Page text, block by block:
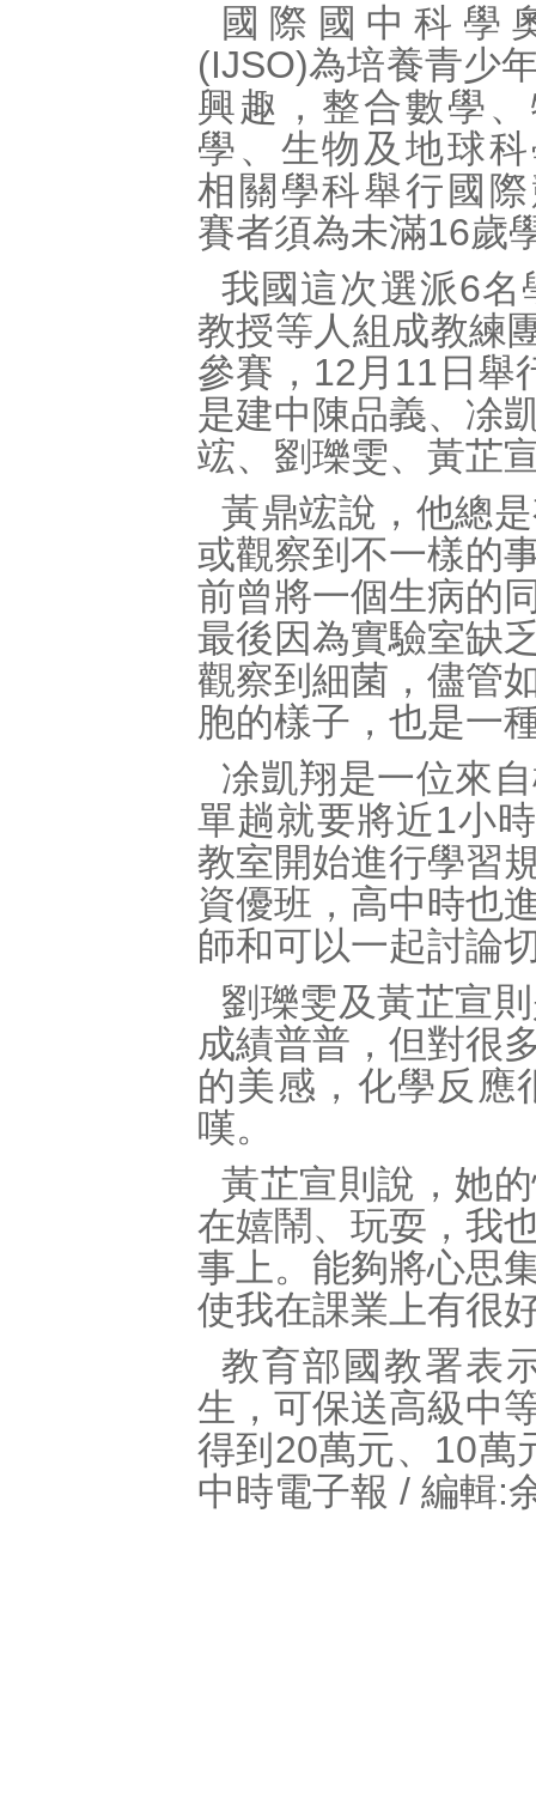
國際國中科學
(IJSO)為培養青少
興趣，整合數學
學、生物及地球
相關學科舉行國
賽者須為未滿16歲
我國這次選派6名
教授等人組成教練
參賽，12月11日舉
是建中陳品義、凃
竤、劉瓅雯、黃芷
黃鼎竤說，他總
或觀察到不一樣的
前曾將一個生病的
最後因為實驗室缺
觀察到細菌，儘管
胞的樣子，也是一
凃凱翔是一位來
單趟就要將近1小
教室開始進行學習
資優班，高中時也
師和可以一起討論
劉瓅雯及黃芷宣
成績普普，但對很
的美感，化學反應
嘆。
黃芷宣則說，她
在嬉鬧、玩耍，我
事上。能夠將心思
使我在課業上有很
教育部國教署表
生，可保送高級中
得到20萬元、10萬
中時電子報 / 編輯: